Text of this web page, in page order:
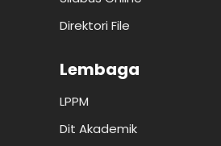
Direktori File
Lembaga
LPPM
Dit Akademik